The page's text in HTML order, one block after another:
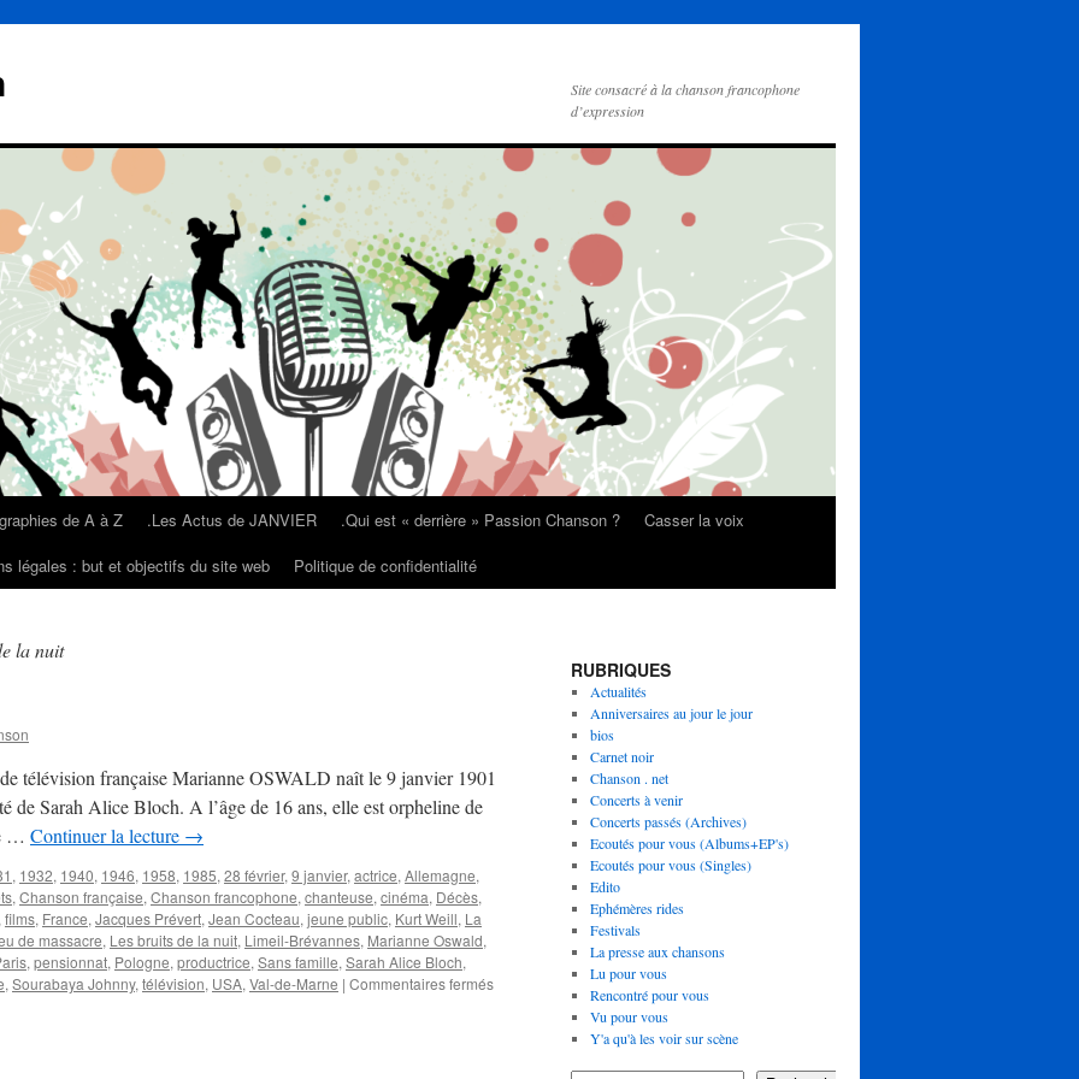
Site consacré à la chanson francophone
d’expression
de A à Z .Les Actus de JANVIER .Qui est « derrière » Passion Chanson ?
Casser la voix
légales : but et objectifs du site web Politique de confidentialité
la nuit
télévision française Marianne OSWALD naît le 9 janvier 1901
de Sarah Alice Bloch. A l’âge de 16 ans, elle est orpheline de
… Continuer la lecture →
, 1932, 1940, 1946, 1958, 1985, 28 février, 9 janvier, actrice, Allemagne,
, Chanson française, Chanson francophone, chanteuse, cinéma, Décès,
films, France, Jacques Prévert, Jean Cocteau, jeune public, Kurt Weill, La
de massacre, Les bruits de la nuit, Limeil-Brévannes, Marianne Oswald,
, pensionnat, Pologne, productrice, Sans famille, Sarah Alice Bloch,
, Sourabaya Johnny, télévision, USA, Val-de-Marne | Commentaires ferméssur
RUBRIQUES
Actualités
Anniversaires au jour le jour
bios
Carnet noir
Chanson . net
Concerts à venir
Concerts passés (Archives)
Ecoutés pour vous (Albums+EP's)
Ecoutés pour vous (Singles)
Edito
Ephémères rides
Festivals
La presse aux chansons
Lu pour vous
Rencontré pour vous
Vu pour vous
Y'a qu'à les voir sur scène